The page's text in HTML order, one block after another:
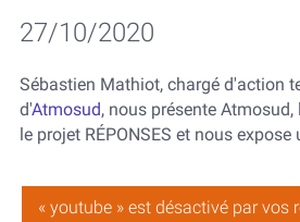
27/10/2020
Sébastien Mathiot, chargé d'action
d'Atmosud, nous présente
le projet RÉPONSES et nous
« youtube » est désactivé par vos